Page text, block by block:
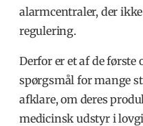
alarmcentraler, der
regulering.
Derfor er et af de
spørgsmål for mange
afklare, om deres
medicinsk udstyr i